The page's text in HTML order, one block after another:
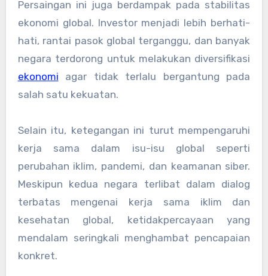
Persaingan ini juga berdampak pada stabilitas
ekonomi global. Investor menjadi lebih berhati-
hati, rantai pasok global terganggu, dan banyak
negara terdorong untuk melakukan diversifikasi
ekonomi agar tidak terlalu bergantung pada
salah satu kekuatan.
Selain itu, ketegangan ini turut mempengaruhi
kerja sama dalam isu-isu global seperti
perubahan iklim, pandemi, dan keamanan siber.
Meskipun kedua negara terlibat dalam dialog
terbatas mengenai kerja sama iklim dan
kesehatan global, ketidakpercayaan yang
mendalam seringkali menghambat pencapaian
konkret.